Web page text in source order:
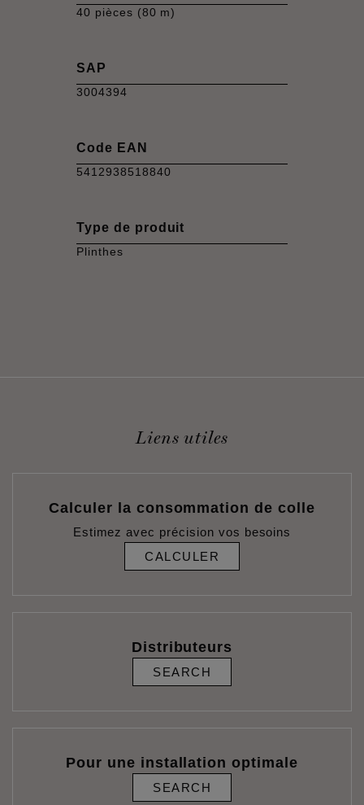
40 pièces (80 m)
SAP
3004394
Code EAN
5412938518840
Type de produit
Plinthes
Liens utiles
Calculer la consommation de colle
Estimez avec précision vos besoins
CALCULER
Distributeurs
SEARCH
Pour une installation optimale
SEARCH